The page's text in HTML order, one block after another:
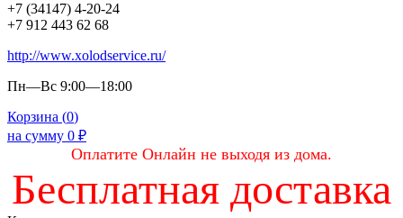
+7 (34147) 4-20-24
+7 912 443 62 68
http://www.xolodservice.ru/
Пн—Вс 9:00—18:00
Корзина (0)
на сумму 0 ₽
Оплатите Онлайн не выходя из дома.
Бесплатная доставка